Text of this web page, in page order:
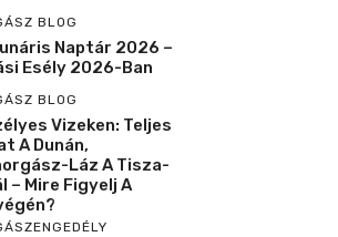
BLOG
Naptár 2026 –
Esély 2026-Ban
BLOG
Vizeken: Teljes
A Dunán,
Láz A Tisza-
– Mire Figyelj A